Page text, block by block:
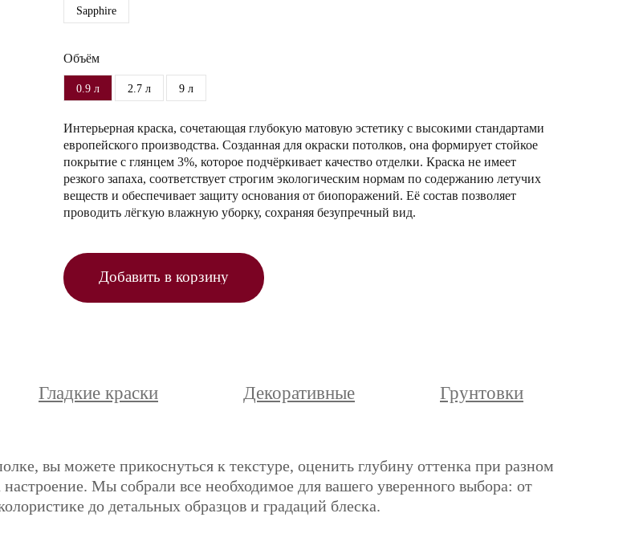
Sapphire
Объём
0.9 л 2.7 л 9 л
Интерьерная краска, сочетающая глубокую матовую эстетику с высокими стандартами
европейского производства. Созданная для окраски потолков, она формирует стойкое
покрытие с глянцем 3%, которое подчёркивает качество отделки. Краска не имеет
резкого запаха, соответствует строгим экологическим нормам по содержанию летучих
веществ и обеспечивает защиту основания от биопоражений. Её состав позволяет
проводить лёгкую влажную уборку, сохраняя безупречный вид.
Добавить в корзину
Гладкие краски Декоративные Грунтовки
вы можете прикоснуться к текстуре, оценить глубину оттенка при разном
Мы собрали все необходимое для вашего уверенного выбора: от
до детальных образцов и градаций блеска.